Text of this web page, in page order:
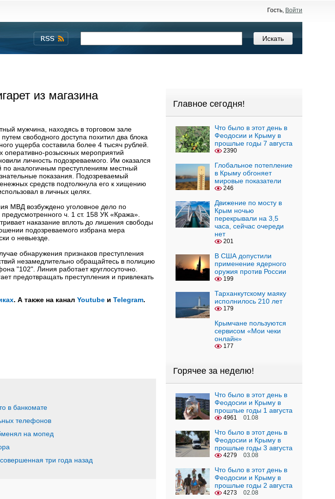
Гость, Войти
из магазина
мужчина, находясь в торговом зале
свободного доступа похитил два блока
ущерба составила более 4 тысяч рублей.
оперативно-розыскных мероприятий
личность подозреваемого. Им оказался
аналогичным преступлениям местный
показания. Подозреваемый
средств подтолкнула его к хищению
в личных целях.
МВД возбуждено уголовное дело по
ч. 1 ст. 158 УК «Кража».
наказание вплоть до лишения свободы
подозреваемого избрана мера
о невыезде.
обнаружения признаков преступления
незамедлительно обращайтесь в полицию
"102". Линия работает круглосуточно.
предотвращать преступления и привлекать
. А также на канал Youtube и Telegram.
в банкомате
телефонов
на мопед
три года назад
Главное сегодня!
Что было в этот день в
Феодосии и Крыму в
прошлые годы 7 августа
2390
Глобальное потепление
в Крыму обгоняет
мировые показатели
246
Движение по мосту в
Крым ночью
перекрывали на 3,5
часа, сейчас очереди
нет
201
В США допустили
применение ядерного
оружия против России
199
Тарханкутскому маяку
исполнилось 210 лет
179
Крымчане пользуются
сервисом «Мои чеки
онлайн»
177
Горячее за неделю!
Что было в этот день в
Феодосии и Крыму в
прошлые годы 1 августа
4961 01.08
Что было в этот день в
Феодосии и Крыму в
прошлые годы 3 августа
4279 03.08
Что было в этот день в
Феодосии и Крыму в
прошлые годы 2 августа
4273 02.08